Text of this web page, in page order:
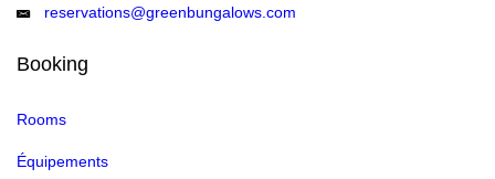
reservations@greenbungalows.com
Booking
Rooms
Équipements